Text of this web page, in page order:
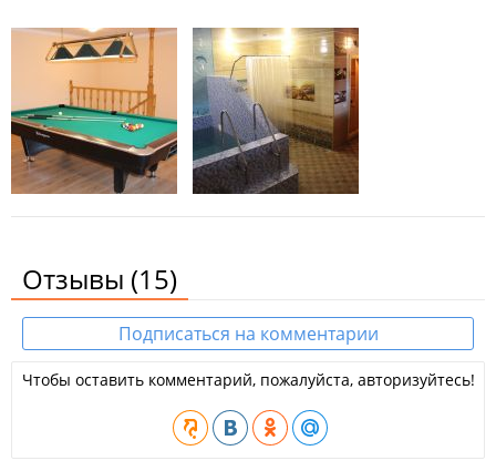
Отзывы (15)
Подписаться на комментарии
Чтобы оставить комментарий, пожалуйста, авторизуйтесь!